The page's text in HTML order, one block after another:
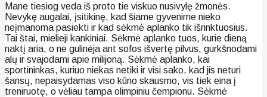
Mane tiesiog veda iš proto tie viskuo nusivylę žmonės.
Nevykę augalai, įsitikinę, kad šiame gyvenime nieko
neįmanoma pasiekti ir kad sėkmė aplanko tik išrinktuosius.
Tai štai, mielieji kankiniai. Sėkmė aplanko tuos, kurie dieną
naktį aria, o ne gulinėja ant sofos išvertę pilvus, gurkšnodami
alų ir svajodami apie milijoną. Sėkmė aplanko, kai
sportininkas, kuriuo niekas netiki ir visi sako, kad jis neturi
šansų, nepaisydamas viso kūno skausmo, vis tiek eina į
treniruotę, o vėliau tampa olimpiniu čempionu. Sėkmė